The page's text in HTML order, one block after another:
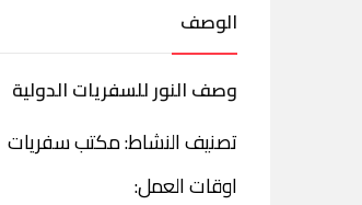
الوصف
وصف النور للسفريات الدولية
تصنيف النشاط: مكتب سفريات
اوقات العمل: